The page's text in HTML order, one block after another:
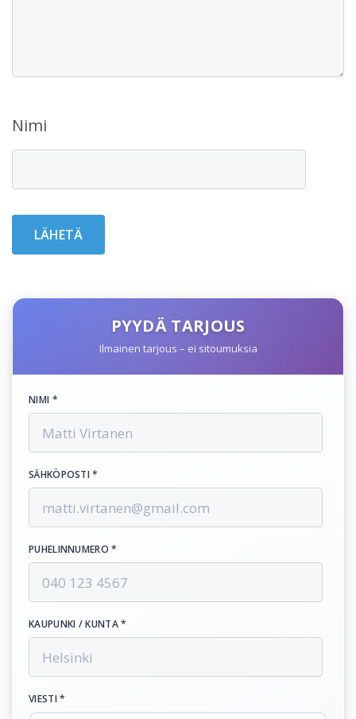
Nimi
PYYDÄ TARJOUS
Ilmainen tarjous – ei sitoumuksia
NIMI *
SÄHKÖPOSTI *
PUHELINNUMERO *
KAUPUNKI / KUNTA *
VIESTI *